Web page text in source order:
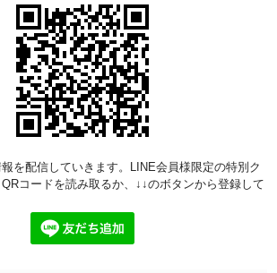
を配信していきます。LINE会員様限定の特別ク
コードを読み取るか、↓↓のボタンから登録して